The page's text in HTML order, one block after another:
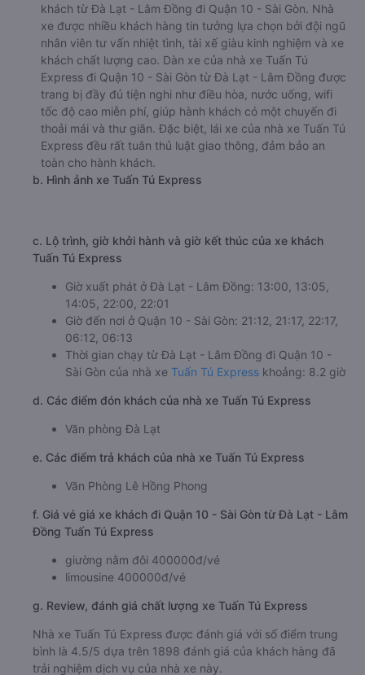
khách từ Đà Lạt - Lâm Đồng đi Quận 10 - Sài Gòn. Nhà
xe được nhiều khách hàng tin tưởng lựa chọn bởi đội ngũ
nhân viên tư vấn nhiệt tình, tài xế giàu kinh nghiệm và xe
khách chất lượng cao. Dàn xe của nhà xe Tuấn Tú
Express đi Quận 10 - Sài Gòn từ Đà Lạt - Lâm Đồng được
trang bị đầy đủ tiện nghi như điều hòa, nước uống, wifi
tốc độ cao miễn phí, giúp hành khách có một chuyến đi
thoải mái và thư giãn. Đặc biệt, lái xe của nhà xe Tuấn Tú
Express đều rất tuân thủ luật giao thông, đảm bảo an
toàn cho hành khách.
b. Hình ảnh xe Tuấn Tú Express
c. Lộ trình, giờ khởi hành và giờ kết thúc của xe khách
Giờ xuất phát ở Đà Lạt - Lâm Đồng: 13:00, 13:05,
14:05, 22:00, 22:01
Giờ đến nơi ở Quận 10 - Sài Gòn: 21:12, 21:17, 22:17,
Thời gian chạy từ Đà Lạt - Lâm Đồng đi Quận 10 -
Sài Gòn của nhà xeTuấn Tú Express
d. Các điểm đón khách của nhà xe Tuấn Tú Express
Văn phòng Đà Lạt
e. Các điểm trả khách của nhà xe Tuấn Tú Express